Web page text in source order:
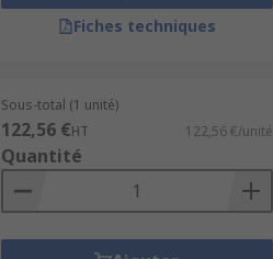
Fiches techniques
Sous-total (1 unité)
122,56 €HT 122,56 €/unité
Quantité